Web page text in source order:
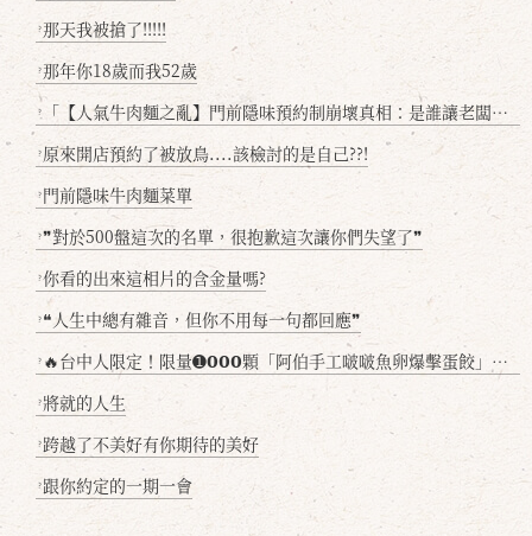
? 那天我被搶了!!!!!
? 那年你18歲而我52歲
? 「【人氣牛肉麵之亂】門前隱味預約制崩壞真相：是誰讓老闆心灰意冷？」
? 原來開店預約了被放鳥....該檢討的是自己??!
? 門前隱味牛肉麵菜單
?❞對於500盤這次的名單，很抱歉這次讓你們失望了❞
?你看的出來這相片的含金量嗎?
? ❝人生中總有雜音，但你不用每一句都回應❞
? 🔥台中人限定！限量➊𝟬𝟬𝟬顆「阿伯手工啵啵魚卵爆擊蛋餃」台北已被搶爆2萬顆，最後名額門前隱味只留給你！🥟💥
?將就的人生
? 跨越了不美好有你期待的美好
? 跟你約定的一期一會